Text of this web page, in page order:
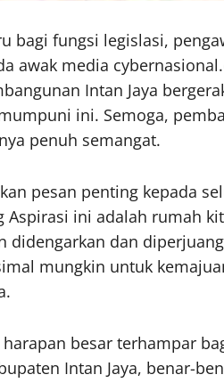
bagi fungsi legislasi,
awak media
Intan Jaya
ini. Semoga,
penuh semangat.
pesan penting kepada
Aspirasi ini adalah rumah
didengarkan dan
mungkin untuk
besar terhampar
Intan Jaya, benar-